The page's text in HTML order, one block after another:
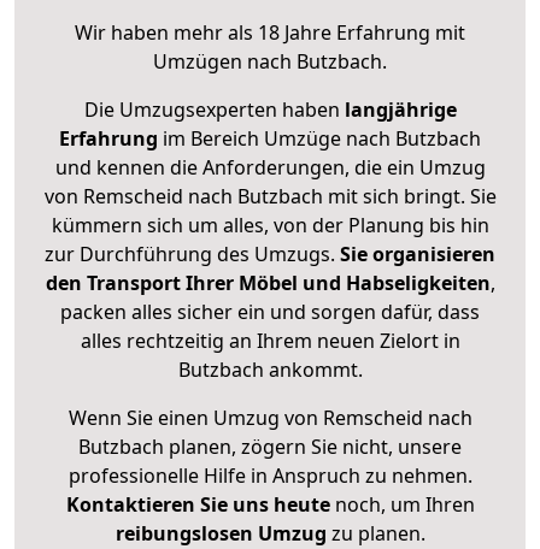
Wir haben mehr als 18 Jahre Erfahrung mit
Umzügen nach Butzbach.
Die Umzugsexperten haben langjährige
Erfahrung im Bereich Umzüge nach Butzbach
und kennen die Anforderungen, die ein Umzug
von Remscheid nach Butzbach mit sich bringt. Sie
kümmern sich um alles, von der Planung bis hin
zur Durchführung des Umzugs. Sie organisieren
den Transport Ihrer Möbel und Habseligkeiten,
packen alles sicher ein und sorgen dafür, dass
alles rechtzeitig an Ihrem neuen Zielort in
Butzbach ankommt.
Wenn Sie einen Umzug von Remscheid nach
Butzbach planen, zögern Sie nicht, unsere
professionelle Hilfe in Anspruch zu nehmen.
Kontaktieren Sie uns heutenoch, um Ihren
reibungslosen Umzug zu planen.